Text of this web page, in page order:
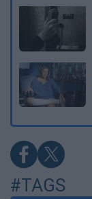
#TAGS